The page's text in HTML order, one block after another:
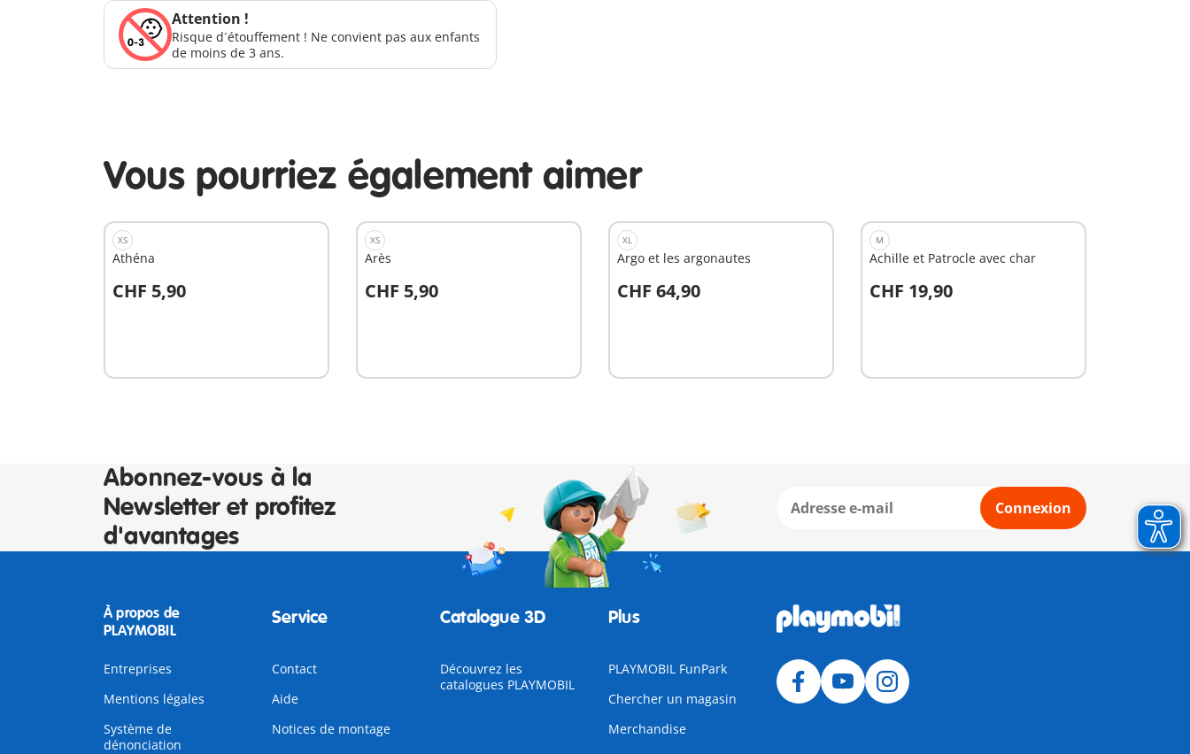
Attention !
Risque d´étouffement ! Ne convient pas aux enfants
de moins de 3 ans.
Vous pourriez également aimer
XS
Athéna
CHF 5,90
Au panier
XS
Arès
CHF 5,90
Au panier
XL
Argo et les argonautes
CHF 64,90
Au panier
M
Achille et Patrocle avec char
CHF 19,90
Au panier
Abonnez-vous à la
Newsletter et profitez
d'avantages
Connexion
À propos de
PLAYMOBIL
Entreprises
Mentions légales
Système de
dénonciation
Service
Contact
Aide
Notices de montage
Catalogue 3D
Découvrez les
catalogues PLAYMOBIL
Plus
PLAYMOBIL FunPark
Chercher un magasin
Merchandise